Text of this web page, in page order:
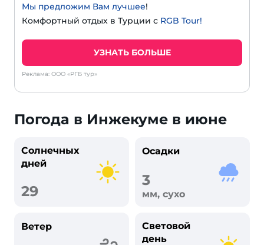
Мы предложим Вам лучшее!
Комфортный отдых в Турции с RGB Tour!
УЗНАТЬ БОЛЬШЕ
Реклама: ООО «РГБ тур»
Погода в Инжекуме в июне
Солнечных
дней
29
Осадки
3
мм, сухо
Ветер
Световой
день